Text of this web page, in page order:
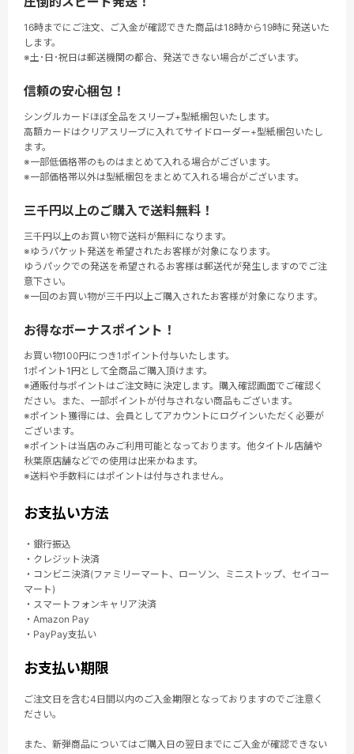
16時までにご注文、ご入金が確認できた商品は18時から19時に発送いた
します。
※土･日･祝日は郵送機関の都合、発送できない場合がございます。
信頼の安心梱包！
シングルカードほぼ全品をスリーブ+型紙梱包いたします。
高額カードはクリアスリーブに入れてサイドローダー+型紙梱包いたし
ます。
※一部低価格帯のものはまとめて入れる場合がございます。
※一部価格帯以外は型紙梱包をまとめて入れる場合がございます。
三千円以上のご購入で送料無料！
三千円以上のお買い物で送料が無料になります。
※ゆうパケット発送を希望されたお客様が対象になります。
ゆうパックでの発送を希望されるお客様は郵送代が発生しますのでご注
意下さい。
※一回のお買い物が三千円以上ご購入されたお客様が対象になります。
お得なボーナスポイント！
お買い物100円につき1ポイント付与いたします。
1ポイント1円として全商品ご購入頂けます。
※通販付与ポイントはご注文時に決定します。購入確認画面でご確認く
ださい。また、一部ポイントが付与されない商品もございます。
※ポイント獲得には、会員としてアカウントにログインいただく必要が
ございます。
※ポイントは当店のみご利用可能となっております。他タイトル店舗や
秋葉原店舗などでの使用は出来かねます。
※送料や手数料にはポイントは付与されません。
お支払い方法
・銀行振込
・クレジット決済
・コンビニ決済(ファミリーマート、ローソン、ミニストップ、セイコー
マート)
・スマートフォンキャリア決済
・Amazon Pay
・PayPay支払い
お支払い期限
ご注文日を含む4日間以内のご入金期限となっておりますのでご注意く
ださい。
また、新弾商品についてはご購入日の翌日までにご入金が確認できない